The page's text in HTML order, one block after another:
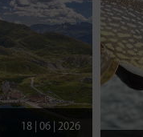
18 | 06 | 2026